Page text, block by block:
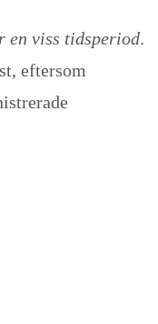
en viss tidsperiod.
eftersom